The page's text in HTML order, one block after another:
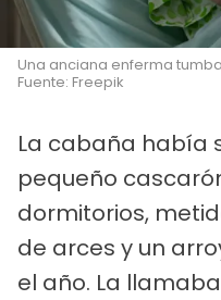
Una anciana enferma
Fuente: Freepik
La cabaña había
pequeño
dormitorios,
de arces y un
el año. La